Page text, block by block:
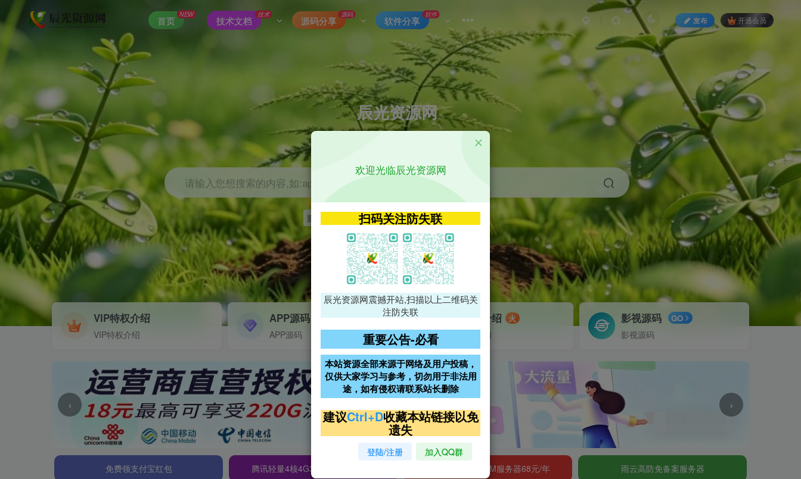
首页
NEW
技术文档
技术
源码分享
源码
软件分享
软件
发布 开通会员
辰光资源网
优质的网络资源分享平台
请输入您想搜索的内容,如:app源码
影视 神马 getapp 原神
VIP特权介绍
VIP特权介绍
APP源码
APP源码
VIP特权介绍 火
VIP特权介绍
影视源码 GO
影视源码
‹ ›
免费领支付宝红包 腾讯轻量4核4G3M服务器38元/年 阿里云2核2G200M服务器68元/年 雨云高防免备案服务器
欢迎光临辰光资源网
扫码关注防失联
辰光资源网震撼开站,扫描以上二维码关
注防失联
重要公告-必看
本站资源全部来源于网络及用户投稿，
仅供大家学习与参考，切勿用于非法用
途，如有侵权请联系站长删除
建议Ctrl+D收藏本站链接以免
遗失
登陆/注册 加入QQ群